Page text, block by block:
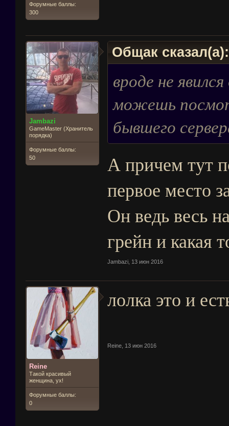
Форумные баллы:
300
Jambazi
GameMaster (Хранитель
порядка)
Форумные баллы:
50
Общак
вроде не
можешь
бывшего
А причем тут
первое место
Он ведь весь
грейн и какая
Jambazi 13 июн 2016
Reine
Такой красивый
женщина, ух!
Форумные баллы:
0
лолка это и
Reine 13 июн 2016